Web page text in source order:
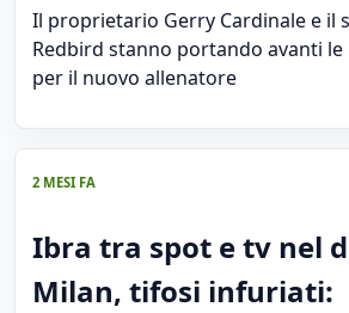
Il proprietario Gerry Cardinale e il
Redbird stanno portando avanti
per il nuovo allenatore
2 MESI FA
Ibra tra spot e tv nel
Milan, tifosi infuriati: